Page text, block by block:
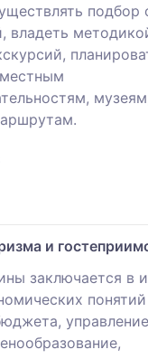
подбор
владеть
и
заключается в
понятий